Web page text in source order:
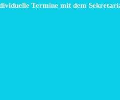
Termine mit dem